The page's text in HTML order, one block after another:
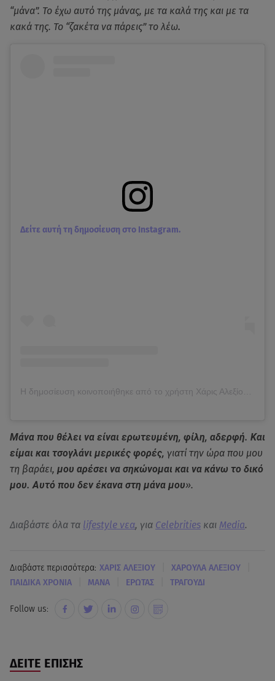
“μάνα”. Το έχω αυτό της μάνας, με τα καλά της και με τα
κακά της. Το “ζακέτα να πάρεις” το λέω.
Δείτε αυτή τη δημοσίευση στο Instagram.
Η δημοσίευση κοινοποιήθηκε από το χρήστη Χάρις Αλεξίου (@haris_alexiou_official)
Μάνα που θέλει να είναι ερωτευμένη, φίλη, αδερφή. Και
είμαι και τσογλάνι μερικές φορές, γιατί την ώρα που μου
τη βαράει, μου αρέσει να σηκώνομαι και να κάνω το δικό
μου. Αυτό που δεν έκανα στη μάνα μου».
Διαβάστε όλα τα lifestyle νεα, για Celebrities και Media.
Διαβάστε περισσότερα: ΧΑΡΙΣ ΑΛΕΞΙΟΥ ΧΑΡΟΥΛΑ ΑΛΕΞΙΟΥ
ΠΑΙΔΙΚΑ ΧΡΟΝΙΑ ΜΑΝΑ ΕΡΩΤΑΣ ΤΡΑΓΟΥΔΙ
Follow us:
ΔΕΙΤΕ ΕΠΙΣΗΣ